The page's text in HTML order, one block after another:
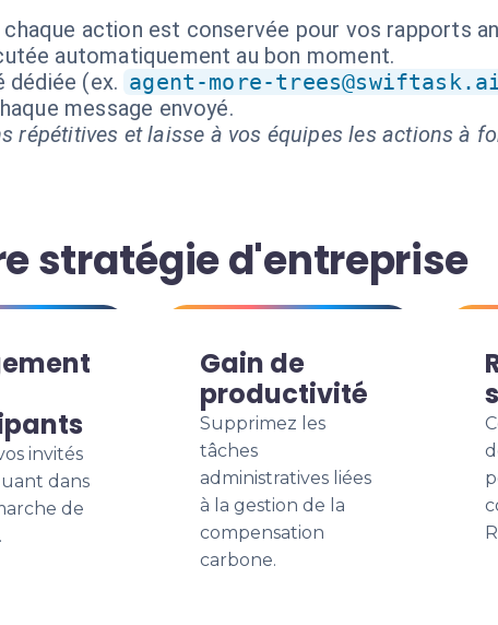
action est conservée pour vos rapports
automatiquement au bon moment.
dédiée (ex. agent-more-
message envoyé.
répétitives et laisse à vos équipes les actions à
stratégie d'entreprise
invités
dans
de
Gain de
productivité
Supprimez les
tâches
administratives liées
à la gestion de la
compensation
carbone.